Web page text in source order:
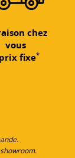
chez
vous
fixe*